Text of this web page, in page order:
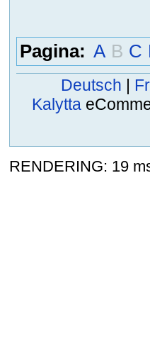
Pagina: A B C
Deutsch
Kalytta
RENDERING: 19